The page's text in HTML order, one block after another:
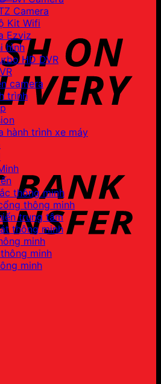
Camera
Kit Wifi
Ezviz
hình
HD DVR
camera
trình
hành trình xe máy
thông minh
thông minh
trung tâm
thông minh
minh
minh
minh